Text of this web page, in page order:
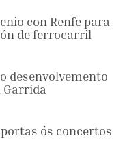
con Renfe para
de ferrocarril
desenvolvemento
ós concertos